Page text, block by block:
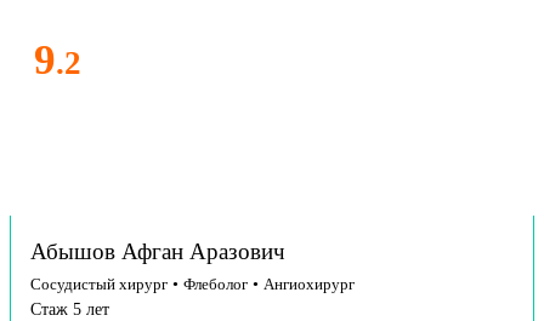
9.2
Абышов Афган Аразович
Сосудистый хирург • Флеболог • Ангиохирург
Стаж 5 лет